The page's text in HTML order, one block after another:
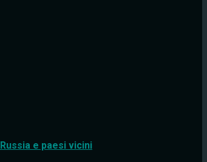
Russia e paesi vicini